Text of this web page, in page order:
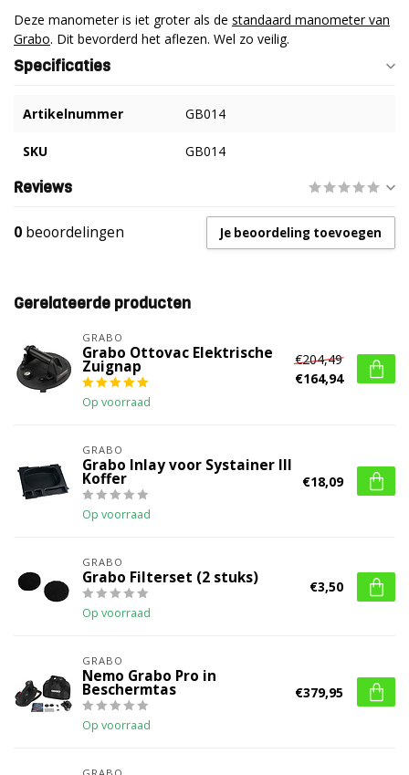
Deze manometer is iet groter als de standaard manometer van
Grabo. Dit bevorderd het aflezen. Wel zo veilig.
Specificaties
Artikelnummer GB014
SKU GB014
Reviews
0 beoordelingen Je beoordeling toevoegen
Gerelateerde producten
GRABO
Grabo Ottovac Elektrische
Zuignap
Op voorraad
€204,49
€164,94
GRABO
Grabo Inlay voor Systainer III
Koffer
Op voorraad
€18,09
GRABO
Grabo Filterset (2 stuks)
Op voorraad
€3,50
GRABO
Nemo Grabo Pro in
Beschermtas
Op voorraad
€379,95